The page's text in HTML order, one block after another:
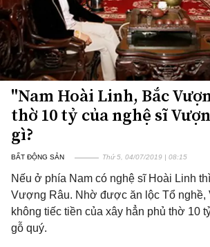
"Nam Hoài Linh, Bắc
thờ 10 tỷ của nghệ sĩ
gì?
BẤT ĐỘNG SẢN Thứ 5, 04/07/2019 | 08:15
Nếu ở phía Nam có nghệ sĩ Hoài Linh
Vượng Râu. Nhờ được ăn lộc Tổ nghề,
không tiếc tiền của xây hẳn phủ thờ 10
gỗ quý.